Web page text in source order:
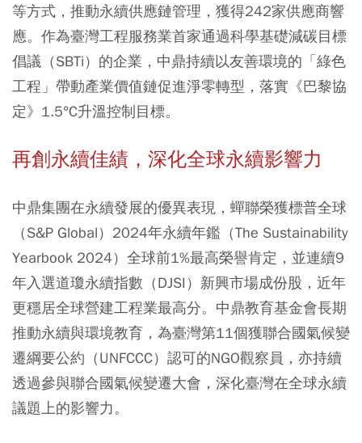
等方式，推動永續供應鏈管理，獲得242家供應商響
應。作為臺灣工程服務業首家通過科學基礎減碳目標
倡議（SBTi）的企業，中鼎持續以友善環境的「綠色
工程」帶動產業價值鏈促進淨零轉型，落實《巴黎協
定》1.5°C升溫控制目標。
再創永續佳績，深化全球永續影響力
中鼎集團在永續發展的優異表現，蟬聯榮獲標普全球
（S&P Global）2024年永續年鑑（The Sustainability
Yearbook 2024）全球前1%最高榮譽肯定，並連續9
年入選道瓊永續指數（DJSI）新興市場成份股，近年
更穩居全球營建工程業最高分。中鼎教育基金會長期
推動永續與環境教育，為臺灣第11個獲聯合國氣候變
遷綱要公約（UNFCCC）認可的NGO觀察員，亦持續
透過參與聯合國氣候變遷大會，深化臺灣在全球永續
議題上的影響力。